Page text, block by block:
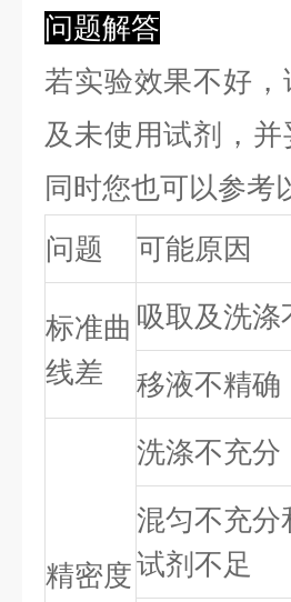
问题解答
若实验效果不好
及未使用试剂，
同时您也可以参考
问题
可能原因
标准曲
线差
吸取及洗涤
移液不精确
精密度
洗涤不充分
混匀不充分
试剂不足